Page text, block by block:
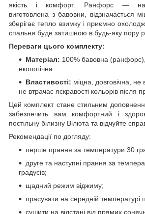
якість і комфорт. Ранфорс —
виготовлена з бавовни, відзначається
зберігає тепло взимку і приємно
спальня буде затишною в будь-яку пору
Переваги цього комплекту:
Матеріал: 100% бавовна
екологічна
Властивості: міцна, довговічна, не
не втрачає яскравості кольорів після
Цей комплект стане стильним
забезпечить вам комфортний і
постільну білизну Вілюта та відчуйте
Рекомендації по догляду:
перше прання за температури 30
друге та наступні прання за
градусів;
щадний режим віджиму;
прасувати на середній температурі
сушити на відстані від прямих